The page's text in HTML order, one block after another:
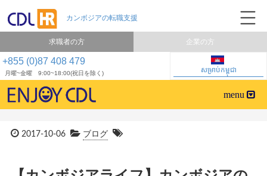
+855 (0)87 408 479
月曜~金曜 9:00~18:00(祝日を除く) សម្រាប់កម្ពុជា
求職者の方 企業の方
2017-10-06 ブログ